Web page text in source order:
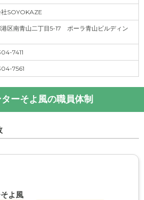
SOYOKAZE
区南青山二丁目5-17 ポーラ青山ビルディン
7411
7561
ーそよ風の職員体制
よ風